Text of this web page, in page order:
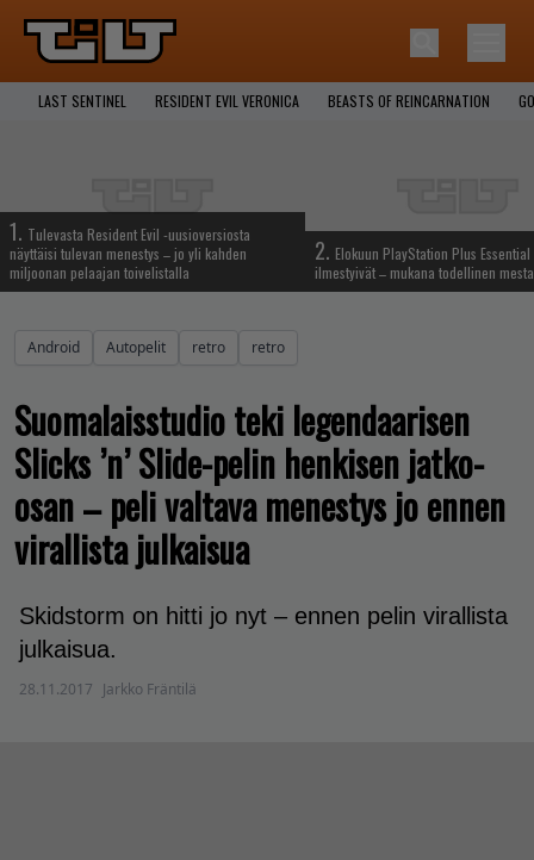
LAST SENTINEL RESIDENT EVIL VERONICA BEASTS OF REINCARNATION
1. Tulevasta Resident Evil -uusioversiosta
näyttäisi tulevan menestys – jo yli kahden
miljoonan pelaajan toivelistalla
2. Elokuun PlayStation Plus
ilmestyivät – mukana todellinen
Android Autopelit retro retro
Suomalaisstudio teki legendaarisen
Slicks ’n’ Slide-pelin henkisen jatko-
osan – peli valtava menestys jo ennen
virallista julkaisua
Skidstorm on hitti jo nyt – ennen pelin virallista
julkaisua.
28.11.2017 Jarkko Fräntilä